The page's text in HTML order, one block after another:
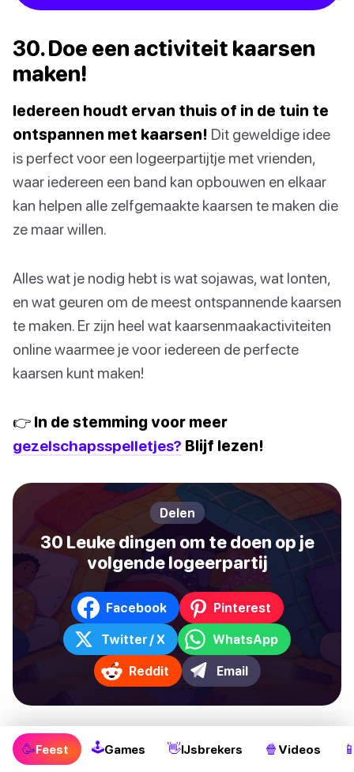
30. Doe een activiteit kaarsen
maken!
Iedereen houdt ervan thuis of in de tuin te
ontspannen met kaarsen! Dit geweldige idee
is perfect voor een logeerpartijtje met vrienden,
waar iedereen een band kan opbouwen en elkaar
kan helpen alle zelfgemaakte kaarsen te maken die
ze maar willen.
Alles wat je nodig hebt is wat sojawas, wat lonten,
en wat geuren om de meest ontspannende kaarsen
te maken. Er zijn heel wat kaarsenmaakactiviteiten
online waarmee je voor iedereen de perfecte
kaarsen kunt maken!
👉 In de stemming voor meer
gezelschapsspelletjes? Blijf lezen!
Delen
30 Leuke dingen om te doen op je
volgende logeerpartij
Facebook Pinterest
Twitter / X WhatsApp
Reddit Email
🥳Feest 🕹Games 👋IJsbrekers 🍿 Videos
Party & Drankspellen